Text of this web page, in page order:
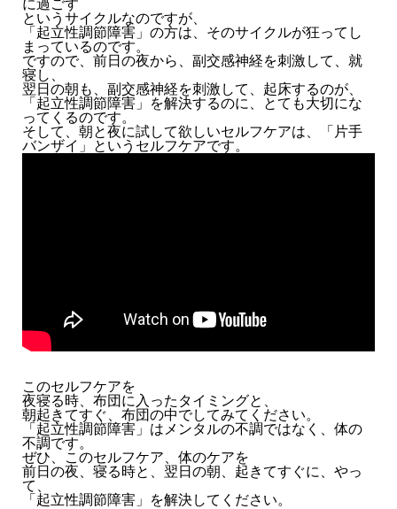
に過ごす
というサイクルなのですが、
「起立性調節障害」の方は、そのサイクルが狂ってし
まっているのです。
ですので、前日の夜から、副交感神経を刺激して、就
寝し、
翌日の朝も、副交感神経を刺激して、起床するのが、
「起立性調節障害」を解決するのに、とても大切にな
ってくるのです。
そして、朝と夜に試して欲しいセルフケアは、「片手
バンザイ」というセルフケアです。
このセルフケアを
夜寝る時、布団に入ったタイミングと、
朝起きてすぐ、布団の中でしてみてください。
「起立性調節障害」はメンタルの不調ではなく、体の
不調です。
ぜひ、このセルフケア、体のケアを
前日の夜、寝る時と、翌日の朝、起きてすぐに、やっ
て、
「起立性調節障害」を解決してください。